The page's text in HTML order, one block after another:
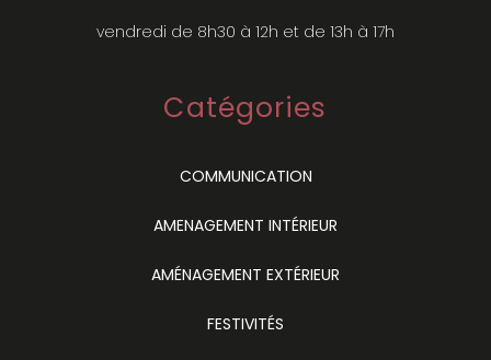
vendredi de 8h30 à 12h et de 13h à 17h
Catégories
COMMUNICATION
AMENAGEMENT INTÉRIEUR
AMÉNAGEMENT EXTÉRIEUR
FESTIVITÉS